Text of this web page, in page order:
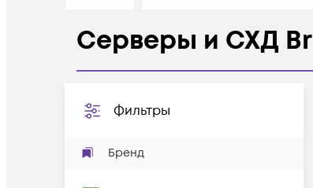
Серверы и СХД
Фильтры
Бренд